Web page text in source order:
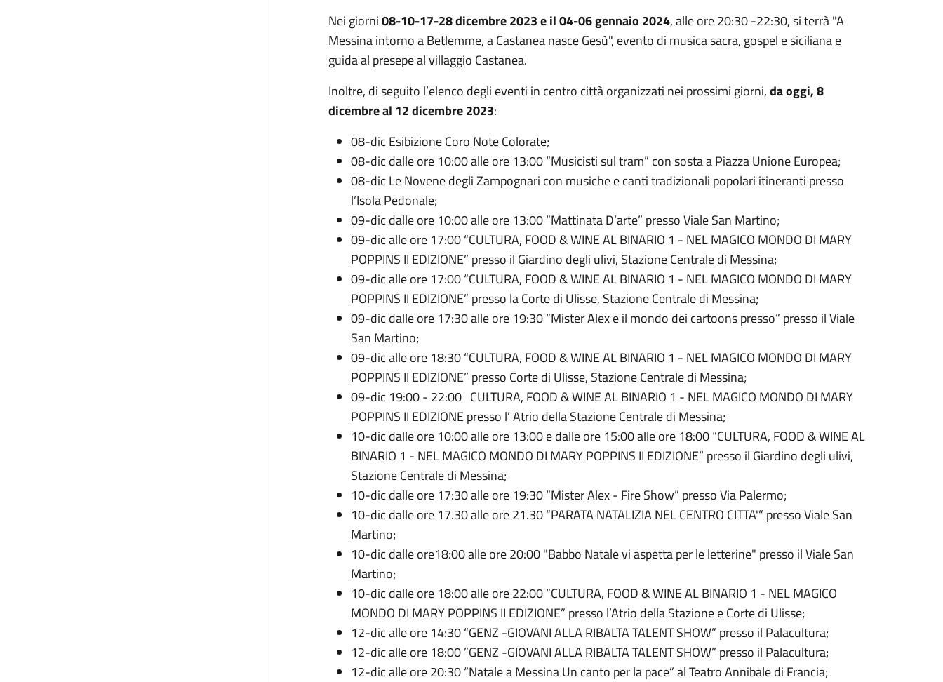
Nei giorni08-10-17-28 dicembre 2023 e il 04-06 gennaio 2024, alle ore 20:30 -22:30, si terrà "A
Messina intorno a Betlemme, a Castanea nasce Gesù", evento di musica sacra, gospel e siciliana e
guida al presepe al villaggio Castanea.
Inoltre, di seguito l’elenco degli eventi in centro città organizzati nei prossimi giorni,da oggi, 8
dicembre al 12 dicembre 2023:
08-dic Esibizione Coro Note Colorate;
08-dic dalle ore 10:00 alle ore 13:00 “Musicisti sul tram” con sosta a Piazza Unione Europea;
08-dic Le Novene degli Zampognari con musiche e canti tradizionali popolari itineranti presso
l’Isola Pedonale;
09-dic dalle ore 10:00 alle ore 13:00 “Mattinata D’arte” presso Viale San Martino;
09-dic alle ore 17:00 “CULTURA, FOOD & WINE AL BINARIO 1 - NEL MAGICO MONDO DI MARY
POPPINS II EDIZIONE” presso il Giardino degli ulivi, Stazione Centrale di Messina;
09-dic alle ore 17:00 “CULTURA, FOOD & WINE AL BINARIO 1 - NEL MAGICO MONDO DI MARY
POPPINS II EDIZIONE” presso la Corte di Ulisse, Stazione Centrale di Messina;
09-dic dalle ore 17:30 alle ore 19:30 “Mister Alex e il mondo dei cartoons presso” presso il Viale
San Martino;
09-dic alle ore 18:30 “CULTURA, FOOD & WINE AL BINARIO 1 - NEL MAGICO MONDO DI MARY
POPPINS II EDIZIONE” presso Corte di Ulisse, Stazione Centrale di Messina;
09-dic 19:00 - 22:00 CULTURA, FOOD & WINE AL BINARIO 1 - NEL MAGICO MONDO DI MARY
POPPINS II EDIZIONE presso l’ Atrio della Stazione Centrale di Messina;
10-dic dalle ore 10:00 alle ore 13:00 e dalle ore 15:00 alle ore 18:00 “CULTURA, FOOD & WINE AL
BINARIO 1 - NEL MAGICO MONDO DI MARY POPPINS II EDIZIONE” presso il Giardino degli ulivi,
Stazione Centrale di Messina;
10-dic dalle ore 17:30 alle ore 19:30 “Mister Alex - Fire Show” presso Via Palermo;
10-dic dalle ore 17.30 alle ore 21.30 “PARATA NATALIZIA NEL CENTRO CITTA'” presso Viale San
Martino;
10-dic dalle ore18:00 alle ore 20:00 "Babbo Natale vi aspetta per le letterine" presso il Viale San
Martino;
10-dic dalle ore 18:00 alle ore 22:00 “CULTURA, FOOD & WINE AL BINARIO 1 - NEL MAGICO
MONDO DI MARY POPPINS II EDIZIONE” presso l’Atrio della Stazione e Corte di Ulisse;
12-dic alle ore 14:30 “GENZ -GIOVANI ALLA RIBALTA TALENT SHOW” presso il Palacultura;
12-dic alle ore 18:00 ”GENZ -GIOVANI ALLA RIBALTA TALENT SHOW” presso il Palacultura;
12-dic alle ore 20:30 “Natale a Messina Un canto per la pace” al Teatro Annibale di Francia;